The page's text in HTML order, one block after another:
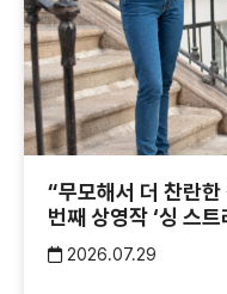
“무모해서 더 찬란
번째 상영작 ‘싱 스트
2026.07.29